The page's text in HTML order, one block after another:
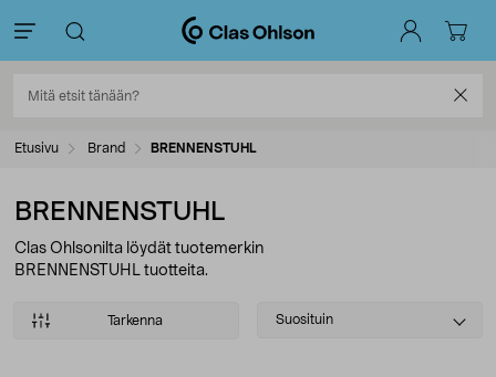
Etusivu Brand BRENNENSTUHL
BRENNENSTUHL
Clas Ohlsonilta löydät tuotemerkin
BRENNENSTUHL tuotteita.
Tarkenna
Select
Suosituin